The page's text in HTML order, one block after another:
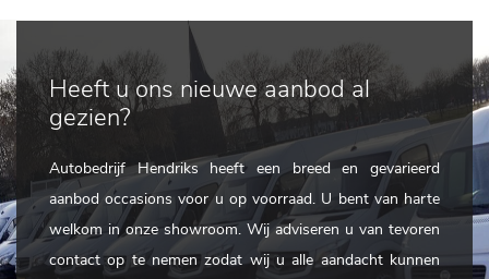
Heeft u ons nieuwe aanbod al
gezien?
Autobedrijf Hendriks heeft een breed en gevarieerd
aanbod occasions voor u op voorraad. U bent van harte
welkom in onze showroom. Wij adviseren u van tevoren
contact op te nemen zodat wij u alle aandacht kunnen